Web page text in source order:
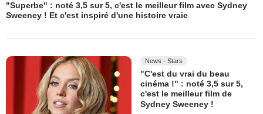
"Superbe" : noté 3,5 sur 5, c'est le meilleur film avec Sydney
Sweeney ! Et c'est inspiré d'une histoire vraie
News - Stars
"C'est du vrai du beau
cinéma !" : noté 3,5 sur 5,
c'est le meilleur film de
Sydney Sweeney !